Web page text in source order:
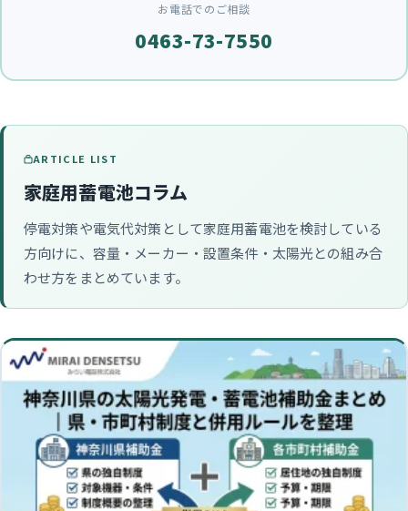
お電話でのご相談
0463-73-7550
ARTICLE LIST
家庭用蓄電池コラム
停電対策や電気代対策として家庭用蓄電池を検討している
方向けに、容量・メーカー・設置条件・太陽光との組み合
わせ方をまとめています。